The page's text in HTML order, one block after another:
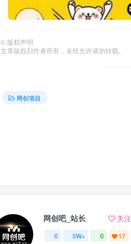
© 版权声明
文章版权归作者所有，未经允许请勿转载。
网创项目
网创吧_站长 关注
0 5W+ 0 17